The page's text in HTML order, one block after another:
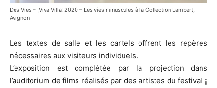
Des Vies – ¡Viva Villa! 2020 – Les vies minuscules à la Collection Lambert,
Avignon
Les textes de salle et les cartels offrent les repères
nécessaires aux visiteurs individuels.
L’exposition est complétée par la projection dans
l’auditorium de films réalisés par des artistes du festival ¡